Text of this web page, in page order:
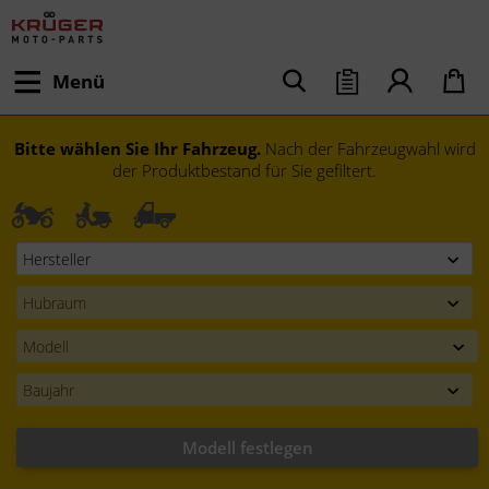
Menü
Bitte wählen Sie Ihr Fahrzeug. Nach der Fahrzeugwahl wird
der Produktbestand für Sie gefiltert.
Modell festlegen